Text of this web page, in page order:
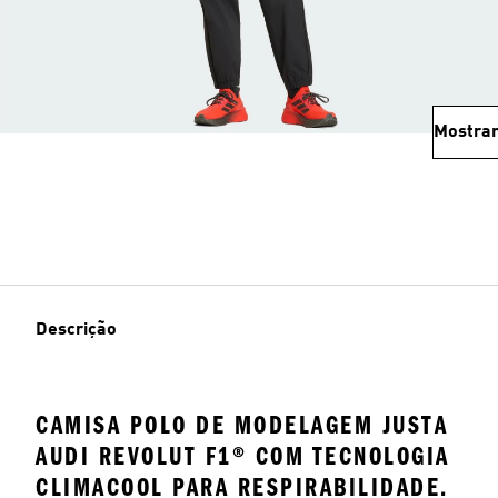
Descrição
CAMISA POLO DE MODELAGEM JUSTA
AUDI REVOLUT F1® COM TECNOLOGIA
CLIMACOOL PARA RESPIRABILIDADE.